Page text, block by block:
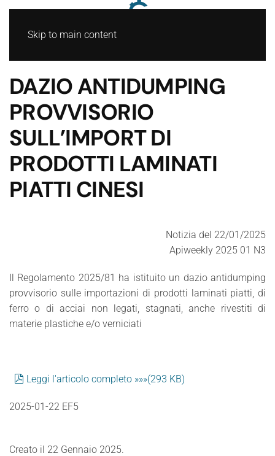
Skip to main content
DAZIO ANTIDUMPING
PROVVISORIO
SULL’IMPORT DI
PRODOTTI LAMINATI
PIATTI CINESI
Notizia del 22/01/2025
Apiweekly 2025 01 N3
Il Regolamento 2025/81 ha istituito un dazio antidumping
provvisorio sulle importazioni di prodotti laminati piatti, di
ferro o di acciai non legati, stagnati, anche rivestiti di
materie plastiche e/o verniciati
pdf
Leggi l'articolo completo »»»(293 KB)
2025-01-22 EF5
Creato il 22 Gennaio 2025.